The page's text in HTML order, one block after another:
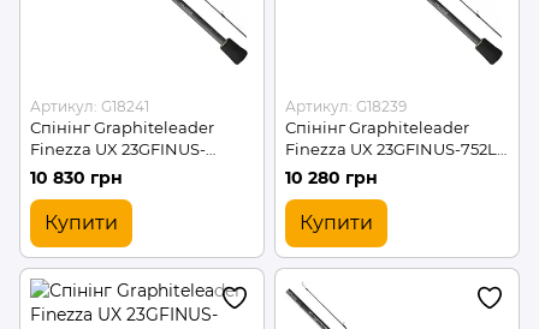
Артикул: G18241
Спінінг Graphiteleader
Finezza UX 23GFINUS-
832ML-T 2.53m 3-15g (G18241)
10 830 грн
Купити
Артикул: G18239
Спінінг Graphiteleader
Finezza UX 23GFINUS-752L-
S 2.27m 0.5-5g (G18239)
10 280 грн
Купити